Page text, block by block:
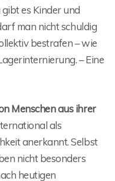
es Kinder und
man nicht schuldig
bestrafen – wie
– Eine
Menschen aus ihrer
als
anerkannt. Selbst
nicht besonders
heutigen